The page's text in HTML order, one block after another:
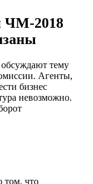
ЧМ-2018
тему
Агенты,
бизнес
невозможно.
том, что